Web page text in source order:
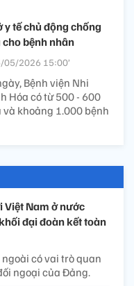
y tế chủ động chống
cho bệnh nhân
05/2026 15:00’
Bệnh viện Nhi
Hóa có từ 500 - 600
khoảng 1.000 bệnh
Việt Nam ở nước
đại đoàn kết toàn
có vai trò quan
ngoại của Đảng.